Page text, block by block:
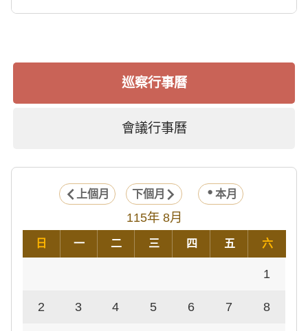
巡察行事曆
會議行事曆
上個月 下個月 本月
115年 8月
日 一 二 三 四 五 六
1
2 3 4 5 6 7 8